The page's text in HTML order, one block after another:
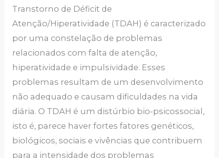
Transtorno de Déficit de
Atenção/Hiperatividade (TDAH) é caracterizado
por uma constelação de problemas
relacionados com falta de atenção,
hiperatividade e impulsividade. Esses
problemas resultam de um desenvolvimento
não adequado e causam dificuldades na vida
diária. O TDAH é um distúrbio bio-psicossocial,
isto é, parece haver fortes fatores genéticos,
biológicos, sociais e vivências que contribuem
para a intensidade dos problemas